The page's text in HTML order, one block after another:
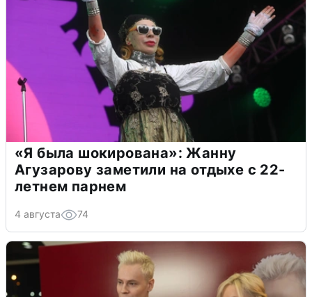
«Я была шокирована»: Жанну
Агузарову заметили на отдыхе с 22-
летнем парнем
4 августа 74